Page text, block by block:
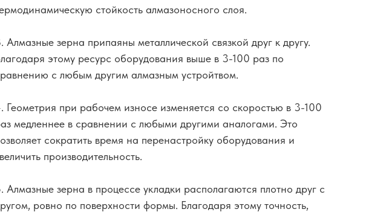
стойкость алмазоносного слоя.
Алмазные зерна припаяны металлической связкой друг к другу.
этому ресурс оборудования выше в 3-100 раз по
с любым другим алмазным устройтвом.
Геометрия при рабочем износе изменяется со скоростью в 3-100
медленнее в сравнении с любыми другими аналогами. Это
сократить время на перенастройку оборудования и
производительность.
Алмазные зерна в процессе укладки располагаются плотно друг с
ровно по поверхности формы. Благодаря этому точность,